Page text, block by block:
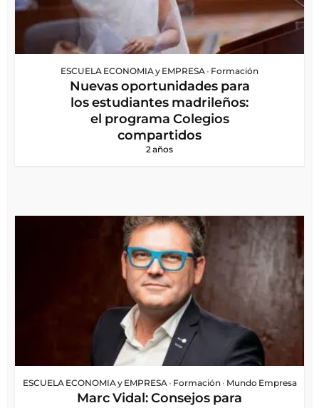
ESCUELA ECONOMIA y EMPRESA • Formación
Nuevas oportunidades para
los estudiantes madrileños:
el programa Colegios
compartidos
2 años
ESCUELA ECONOMIA y EMPRESA • Formación • Mundo Empresa
Marc Vidal: Consejos para